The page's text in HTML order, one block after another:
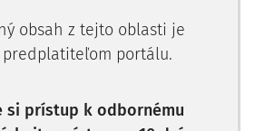
výrok o zákaze nakladania s
dlžníka, a to do vlastných rúk.
stane, že o začatí
finančné prostriedky na účte
obsah z tejto oblasti je
predplatiteľom portálu.
si prístup k odbornému